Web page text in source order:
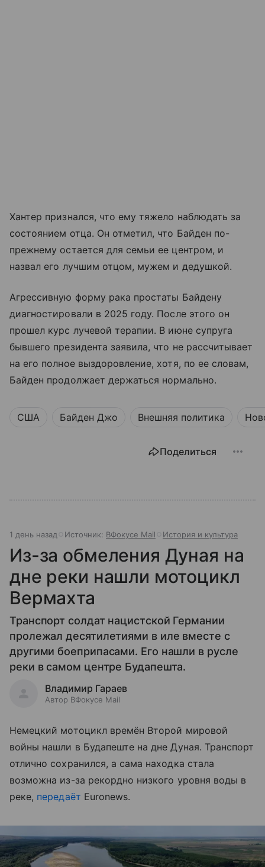
Хантер признался, что ему тяжело наблюдать за
состоянием отца. Он отметил, что Байден по-
прежнему остается для семьи ее центром, и
назвал его лучшим отцом, мужем и дедушкой.
Агрессивную форму рака простаты Байдену
диагностировали в 2025 году. После этого он
прошел курс лучевой терапии. В июне супруга
бывшего президента заявила, что не рассчитывает
на его полное выздоровление, хотя, по ее словам,
Байден продолжает держаться нормально.
США Байден Джо Внешняя политика
Поделиться
1 день назад Источник: ВФокусе Mail История и культура
Из-за обмеления Дуная на
дне реки нашли мотоцикл
Вермахта
Транспорт солдат нацистской Германии
пролежал десятилетиями в иле вместе с
другими боеприпасами. Его нашли в русле
реки в самом центре Будапешта.
Владимир Гараев
Автор ВФокусе Mail
Немецкий мотоцикл времён Второй мировой
войны нашли в Будапеште на дне Дуная. Транспорт
отлично сохранился, а сама находка стала
возможна из-за рекордно низкого уровня воды в
реке, передаёт Euronews.